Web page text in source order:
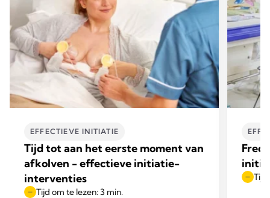
EFFECTIEVE INITIATIE
Tijd tot aan het eerste moment van
afkolven - effectieve initiatie-
interventies
Tijd om te lezen: 3 min.
Tijd